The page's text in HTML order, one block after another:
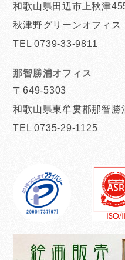
和歌山県田辺市上秋津
秋津野グリーンオフィス
TEL 0739-33-9811
那智勝浦オフィス
〒649-5303
和歌山県東牟婁郡那智勝
TEL 0735-29-1125